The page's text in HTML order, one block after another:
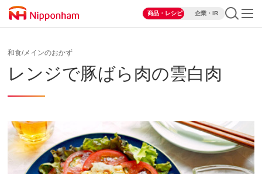
商品・レシピ 企業・IR
和食/メインのおかず
レンジで豚ばら肉の雲白肉